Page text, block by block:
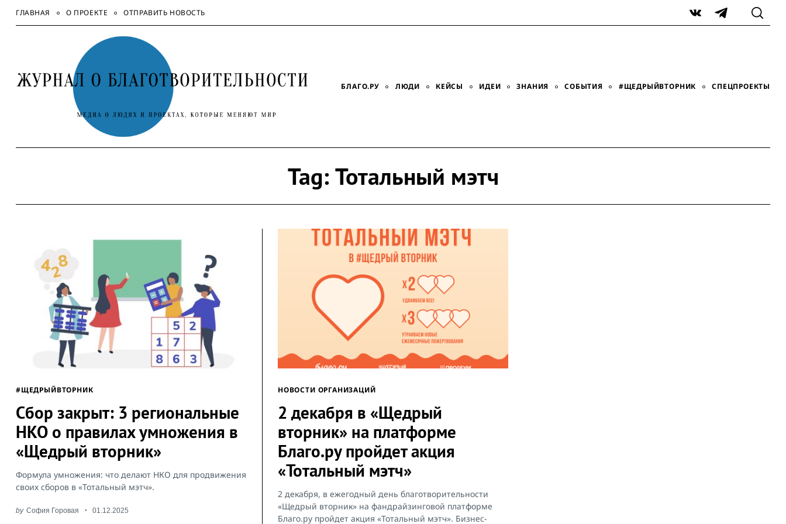
SkipГЛАВНАЯ О ПРОЕКТЕ ОТПРАВИТЬ НОВОСТЬ
VK Telegram
БЛАГО.РУ ЛЮДИ КЕЙСЫ ИДЕИ ЗНАНИЯ СОБЫТИЯ #ЩЕДРЫЙВТОРНИК СПЕЦПРОЕКТЫ
Tag:Тотальный мэтч
#ЩЕДРЫЙВТОРНИК
Сбор закрыт: 3 региональные
НКО о правилах умножения в
«Щедрый вторник»
Формула умножения: что делают НКО для продвижения
своих сборов в «Тотальный мэтч».
by София Горовая 01.12.2025
НОВОСТИ ОРГАНИЗАЦИЙ
2 декабря в «Щедрый
вторник» на платформе
Благо.ру пройдет акция
«Тотальный мэтч»
2 декабря, в ежегодный день благотворительности
«Щедрый вторник» на фандрайзинговой платформе
Благо.ру пройдет акция «Тотальный мэтч». Бизнес-
Search
for: